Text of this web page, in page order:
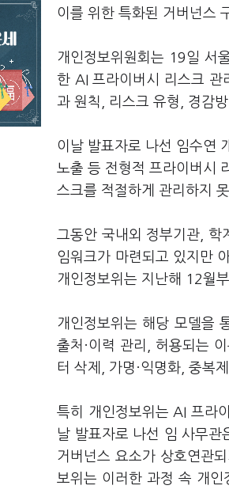
이를 위한 특화된 거버넌스
개인정보위원회는 19일 서
한 AI프라이버시 리스크 관
과 원칙
리스크 유형 경감
이날 발표자로 나선 임수연
노출 등 전형적 프라이버시
스크를 적절하게 관리하지
그동안 국내외 정부기관 학
임워크가 마련되고 있지만
개인정보위는 지난해
12월
개인정보위는 해당 모델을
출처·이력 관리
허용되는
터 삭제
가명·익명화 중복
특히 개인정보위는 AI 프라
날 발표자로 나선 임 사무관
거버넌스 요소가 상호연관
보위는 이러한 과정 속 개인